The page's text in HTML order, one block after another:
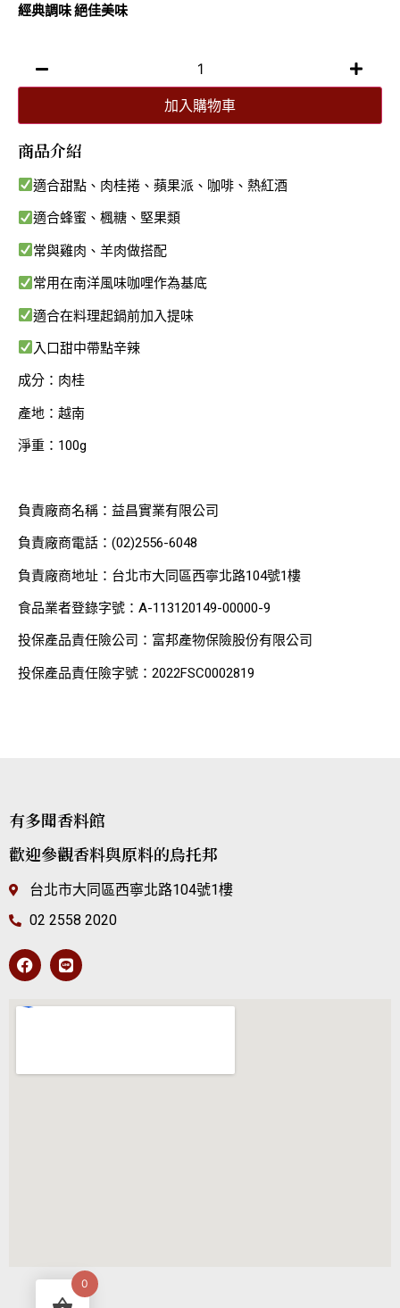
經典調味 絕佳美味
加入購物車
商品介紹
適合甜點、肉桂捲、蘋果派、咖啡、熱紅酒
適合蜂蜜、楓糖、堅果類
常與雞肉、羊肉做搭配
常用在南洋風味咖哩作為基底
適合在料理起鍋前加入提味
入口甜中帶點辛辣
成分：肉桂
產地：越南
淨重：100g
負責廠商名稱：益昌實業有限公司
負責廠商電話：(02)2556-6048
負責廠商地址：台北市大同區西寧北路104號1樓
食品業者登錄字號：A-113120149-00000-9
投保產品責任險公司：富邦產物保險股份有限公司
投保產品責任險字號：2022FSC0002819
有多聞香料館
歡迎參觀香料與原料的烏托邦
台北市大同區西寧北路104號1樓
02 2558 2020
0